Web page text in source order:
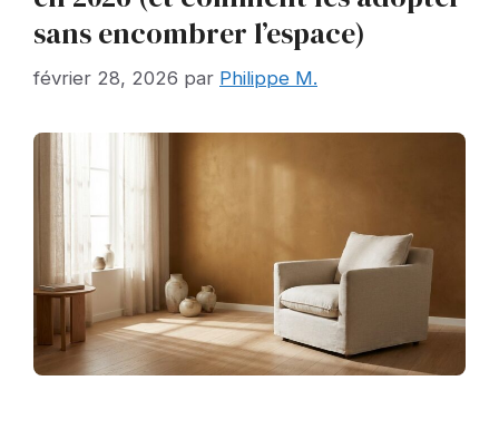
sans encombrer l’espace)
février 28, 2026 par Philippe M.